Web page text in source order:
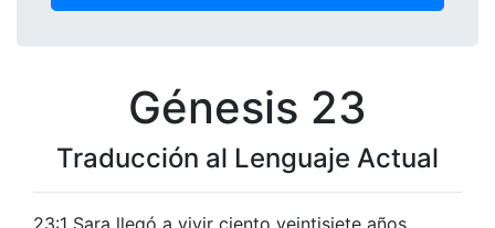
Génesis 23
Traducción al Lenguaje Actual
23:1 Sara llegó a vivir ciento veintisiete años,